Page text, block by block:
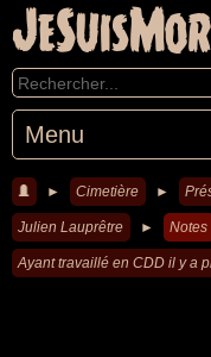
Menu
► Cimetière ►
Julien Lauprêtre ► Notes
Ayant travaillé en CDD il y a